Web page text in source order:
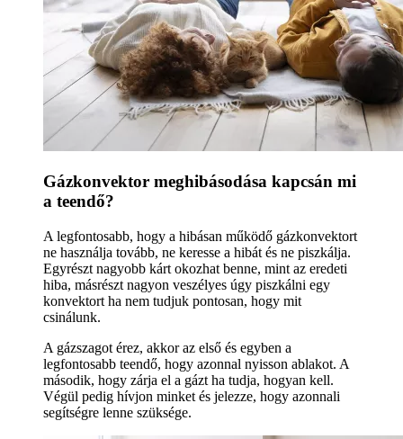
Gázkonvektor meghibásodása kapcsán mi
a teendő?
A legfontosabb, hogy a hibásan működő gázkonvektort
ne használja tovább, ne keresse a hibát és ne piszkálja.
Egyrészt nagyobb kárt okozhat benne, mint az eredeti
hiba, másrészt nagyon veszélyes úgy piszkálni egy
konvektort ha nem tudjuk pontosan, hogy mit
csinálunk.
A gázszagot érez, akkor az első és egyben a
legfontosabb teendő, hogy azonnal nyisson ablakot. A
második, hogy zárja el a gázt ha tudja, hogyan kell.
Végül pedig hívjon minket és jelezze, hogy azonnali
segítségre lenne szüksége.